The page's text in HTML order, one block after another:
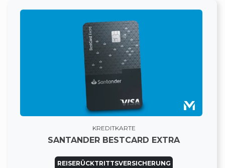
KREDITKARTE
SANTANDER BESTCARD EXTRA
REISERÜCKTRITTSVERSICHERUNG